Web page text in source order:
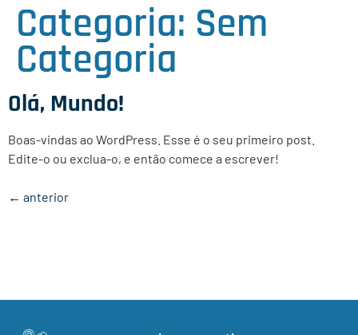
Categoria: Sem
Categoria
Olá, Mundo!
Boas-vindas ao WordPress. Esse é o seu primeiro post.
Edite-o ou exclua-o, e então comece a escrever!
← anterior